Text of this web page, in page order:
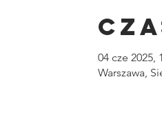
04 cze 2025,
Warszawa,